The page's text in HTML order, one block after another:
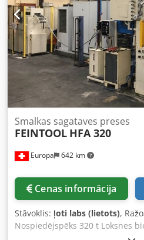
vārpstas motora jauda: 2 x 1,1
vārpstas – padeves galda
Ifo Ac Djrf – izkraušanas galda
izmēri (gar./pl./aug.): 600 x 200
Europa 642 km
Smalkas sagataves preses
FEINTOOL HFA 320
Cenas informācija
Stāvoklis: ļoti labs (lietots),
Nospiedējspēks 320 t Loksnes